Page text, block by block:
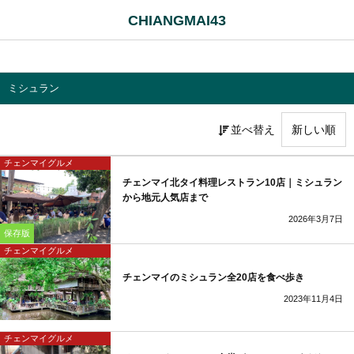
CHIANGMAI43
ミシュラン
並べ替え
チェンマイグルメ
保存版
チェンマイ北タイ料理レストラン10店｜ミシュラン
から地元人気店まで
2026年3月7日
チェンマイグルメ
チェンマイのミシュラン全20店を食べ歩き
2023年11月4日
チェンマイグルメ